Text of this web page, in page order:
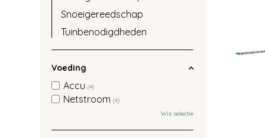
Snoeigereedschap
Tuinbenodigdheden
Voeding
Accu (4)
Netstroom (4)
Wis selectie